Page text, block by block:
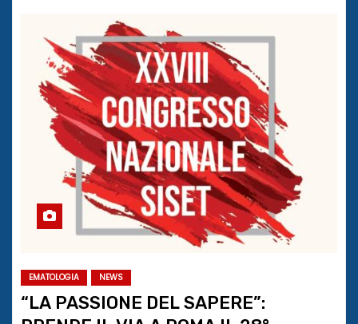
EMATOLOGIA NEWS
“LA PASSIONE DEL SAPERE”: